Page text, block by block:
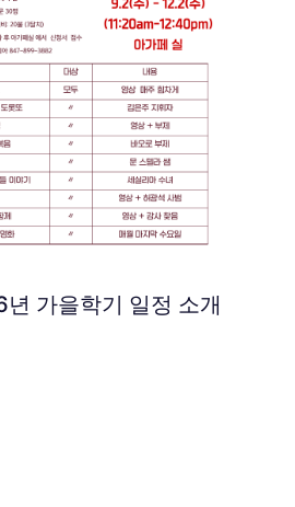
가을학기 일정 소개